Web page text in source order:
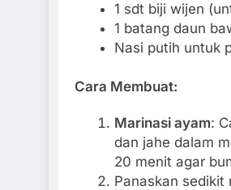
1 sdt biji wijen
1 batang daun
Nasi putih untuk
Cara Membuat:
Marinasi ayam:
dan jahe dalam
20 menit agar
Panaskan sedikit